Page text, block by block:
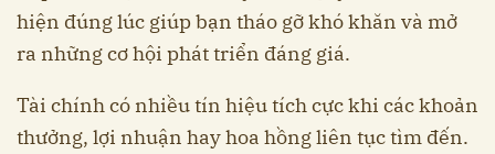
hiện đúng lúc giúp bạn tháo gỡ khó khăn và mở
ra những cơ hội phát triển đáng giá.
Tài chính có nhiều tín hiệu tích cực khi các khoản
thưởng, lợi nhuận hay hoa hồng liên tục tìm đến.